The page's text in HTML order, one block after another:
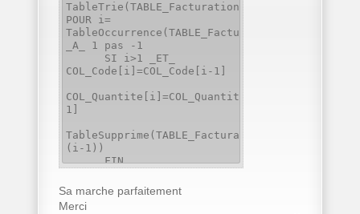
TableTrie(TABLE_Facturation,COL_Code..Nom)
POUR i=
TableOccurrence(TABLE_Facturation)
_A_ 1 pas -1
SI i>1 _ET_
COL_Code[i]=COL_Code[i-1]
1]
TableSupprime(TABLE_Facturation,
(i-1))
FIN
Sa marche parfaitement
Merci